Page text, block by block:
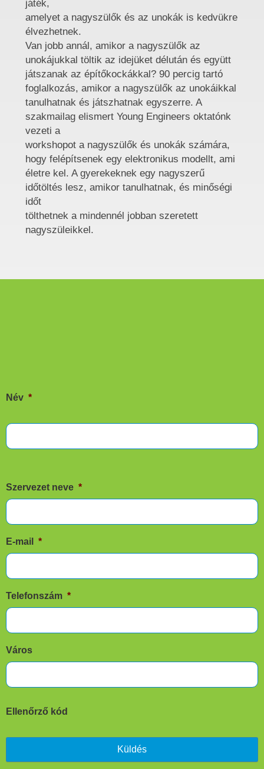
játék,
amelyet a nagyszülők és az unokák is kedvükre
élvezhetnek.
Van jobb annál, amikor a nagyszülők az
unokájukkal töltik az idejüket délután és együtt
játszanak az építőkockákkal? 90 percig tartó
foglalkozás, amikor a nagyszülők az unokáikkal
tanulhatnak és játszhatnak egyszerre. A
szakmailag elismert Young Engineers oktatónk
vezeti a
workshopot a nagyszülők és unokák számára,
hogy felépítsenek egy elektronikus modellt, ami
életre kel. A gyerekeknek egy nagyszerű
időtöltés lesz, amikor tanulhatnak, és minőségi
időt
tölthetnek a mindennél jobban szeretett
nagyszüleikkel.
Név *
Szervezet neve *
E-mail *
Telefonszám *
Város
Ellenőrző kód